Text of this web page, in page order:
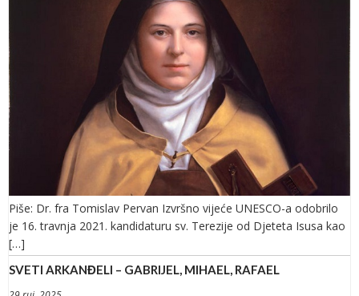
Piše: Dr. fra Tomislav Pervan Izvršno vijeće UNESCO-a odobrilo
je 16. travnja 2021. kandidaturu sv. Terezije od Djeteta Isusa kao
[…]
SVETI ARKANĐELI – GABRIJEL, MIHAEL, RAFAEL